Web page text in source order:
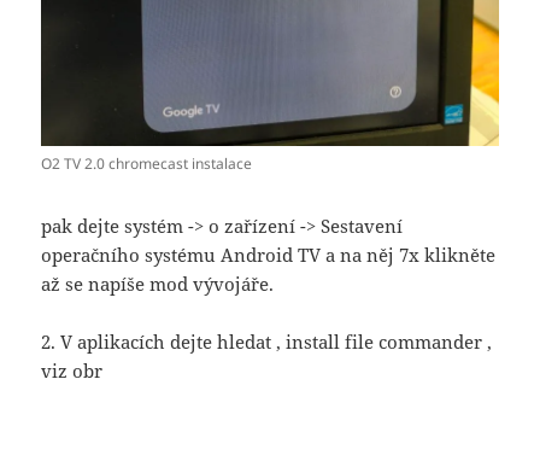
O2 TV 2.0 chromecast instalace
pak dejte systém -> o zařízení -> Sestavení
operačního systému Android TV a na něj 7x klikněte
až se napíše mod vývojáře.
2. V aplikacích dejte hledat ‚ install file commander ‚
viz obr